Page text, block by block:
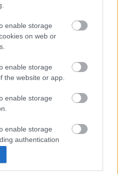
enable storage
on web or
enable storage
the website or app.
enable storage
enable storage
authentication
költöző
védelme
vártunk: szombattól
csökken a riasztás
az eső a Duna